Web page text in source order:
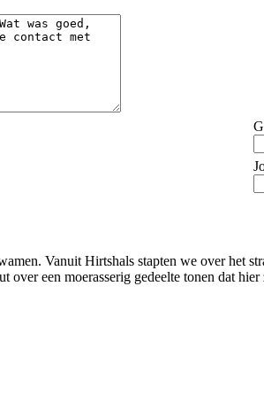
Vanuit Hirtshals stapten we over het
een moerasserig gedeelte tonen dat